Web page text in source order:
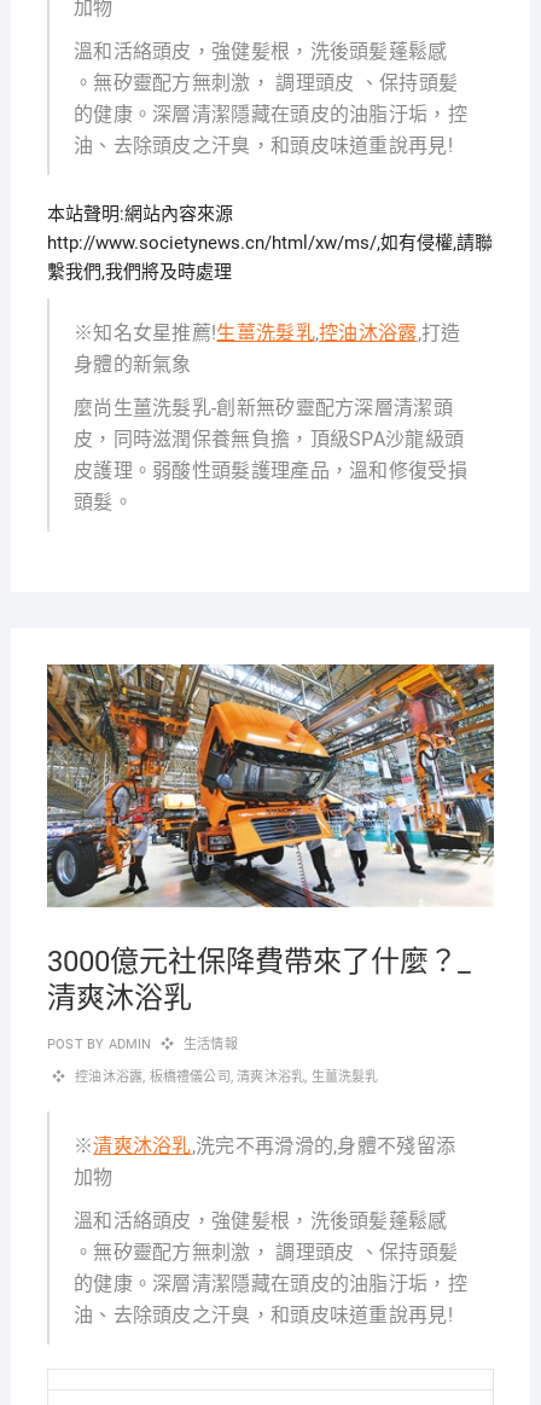
加物
溫和活絡頭皮，強健髪根，洗後頭髪蓬鬆感
。無矽靈配方無刺激， 調理頭皮 、保持頭髪
的健康。深層清潔隱藏在頭皮的油脂汙垢，控
油、去除頭皮之汗臭，和頭皮味道重說再見!
本站聲明:網站內容來源
http://www.societynews.cn/html/xw/ms/,如有侵權,請聯
繫我們,我們將及時處理
※知名女星推薦!生薑洗髮乳,控油沐浴露,打造
身體的新氣象
麼尚生薑洗髮乳-創新無矽靈配方深層清潔頭
皮，同時滋潤保養無負擔，頂級SPA沙龍級頭
皮護理。弱酸性頭髮護理產品，溫和修復受損
頭髮。
3000億元社保降費帶來了什麼？_
清爽沐浴乳
POST BY ADMIN 生活情報
控油沐浴露, 板橋禮儀公司 ,清爽沐浴乳, 生薑洗髮乳
※清爽沐浴乳,洗完不再滑滑的,身體不殘留添
加物
溫和活絡頭皮，強健髪根，洗後頭髪蓬鬆感
。無矽靈配方無刺激， 調理頭皮 、保持頭髪
的健康。深層清潔隱藏在頭皮的油脂汙垢，控
油、去除頭皮之汗臭，和頭皮味道重說再見!